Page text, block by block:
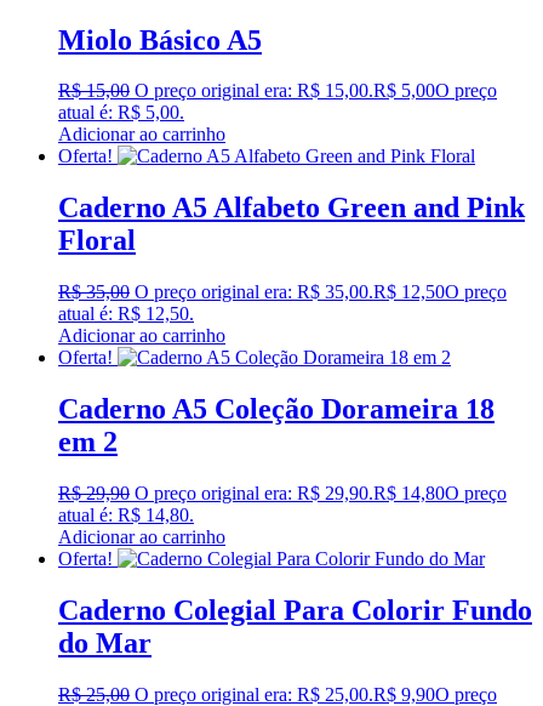
Miolo Básico A5
R$15,00 O preço original era: R$ 15,00.R$ 5,00O preço
atual é: R$ 5,00.
Adicionar ao carrinho
Oferta!
Caderno A5 Alfabeto Green and Pink
Floral
R$35,00 O preço original era: R$ 35,00.R$ 12,50O preço
atual é: R$ 12,50.
Adicionar ao carrinho
Oferta!
Caderno A5 Coleção Dorameira 18
em 2
R$29,90 O preço original era: R$ 29,90.R$ 14,80O preço
atual é: R$ 14,80.
Adicionar ao carrinho
Oferta!
Caderno Colegial Para Colorir Fundo
do Mar
R$25,00 O preço original era: R$ 25,00.R$ 9,90O preço